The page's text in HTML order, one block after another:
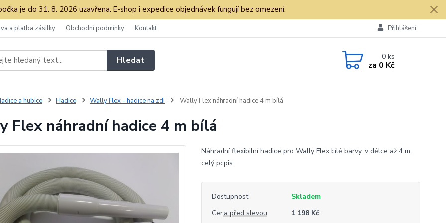
je do 31. 8. 2026 uzavřena. E-shop i expedice objednávek fungují bez omezení.
a platba zásilky Obchodní podmínky Kontakt Přihlášení
Hledat 0ks
za 0 Kč
a hubice Hadice Wally Flex - hadice na zdi Wally Flex náhradní hadice 4 m bílá
Flex náhradní hadice 4 m bílá
Náhradní flexibilní hadice pro Wally Flex bílé barvy, v délce až 4 m.
celý popis
Dostupnost
Skladem
Cena před slevou
1 198 Kč